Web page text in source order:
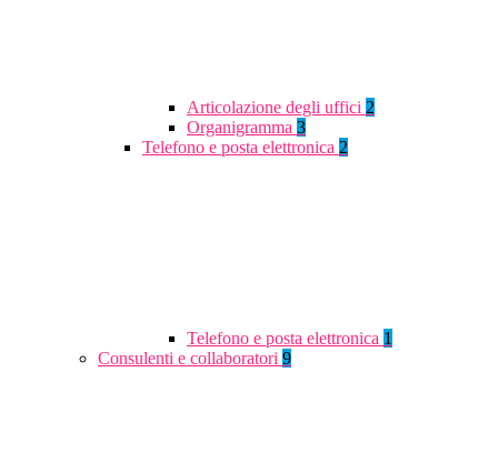
Articolazione degli uffici 2
Organigramma 3
Telefono e posta elettronica 2
Telefono e posta elettronica 1
Consulenti e collaboratori 9